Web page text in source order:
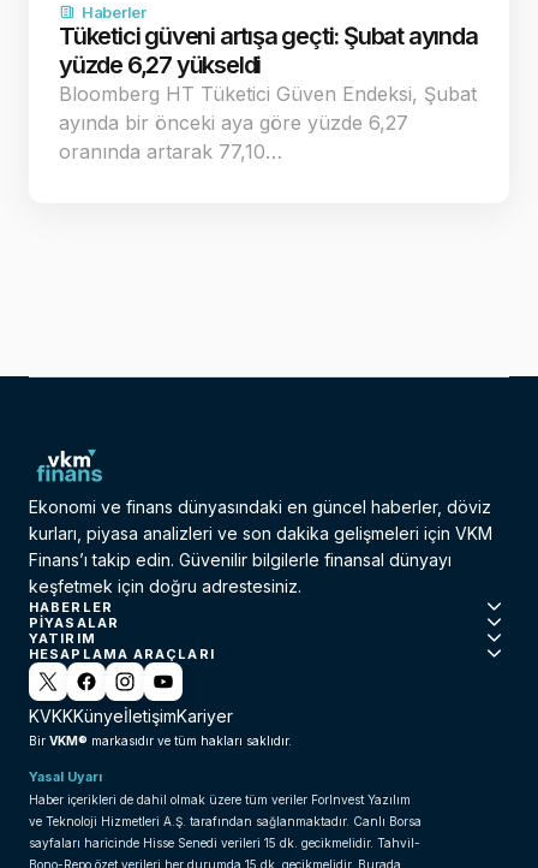
Haberler
Tüketici güveni artışa geçti: Şubat ayında
yüzde 6,27 yükseldi
Bloomberg HT Tüketici Güven Endeksi, Şubat
ayında bir önceki aya göre yüzde 6,27
oranında artarak 77,10…
Ekonomi ve finans dünyasındaki en güncel haberler, döviz
kurları, piyasa analizleri ve son dakika gelişmeleri için VKM
Finans’ı takip edin. Güvenilir bilgilerle finansal dünyayı
keşfetmek için doğru adrestesiniz.
HABERLER
PIYASALAR
YATIRIM
HESAPLAMA ARAÇLARI
KVKKKünyeİletişimKariyer
Bir VKM® markasıdır ve tüm hakları saklıdır.
Yasal Uyarı
Haber içerikleri de dahil olmak üzere tüm veriler ForInvest Yazılım
ve Teknoloji Hizmetleri A.Ş. tarafından sağlanmaktadır. Canlı Borsa
sayfaları haricinde Hisse Senedi verileri 15 dk. gecikmelidir. Tahvil-
Bono-Repo özet verileri her durumda 15 dk. gecikmelidir. Burada